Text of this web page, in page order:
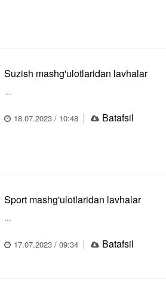
Suzish mashg'ulotlaridan lavhalar
...
18.07.2023 / 10:48 Batafsil
Sport mashg'ulotlaridan lavhalar
...
17.07.2023 / 09:34 Batafsil